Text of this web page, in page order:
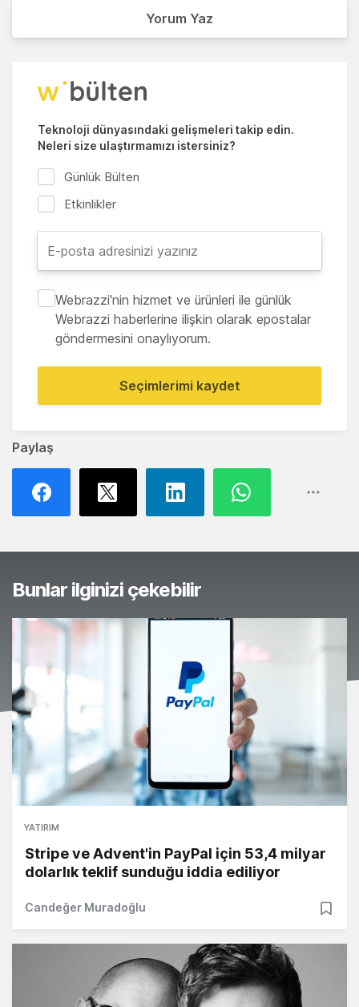
Paylaş
Yorum Yaz
Teknoloji dünyasındaki gelişmeleri takip edin.
Neleri size ulaştırmamızı istersiniz?
Günlük Bülten
Etkinlikler
Webrazzi'nin hizmet ve ürünleri ile günlük
Webrazzi haberlerine ilişkin olarak epostalar
göndermesini onaylıyorum.
Seçimlerimi kaydet
Bunlar ilginizi çekebilir
YATIRIM
Stripe ve Advent'in PayPal için 53,4 milyar
dolarlık teklif sunduğu iddia ediliyor
Candeğer Muradoğlu